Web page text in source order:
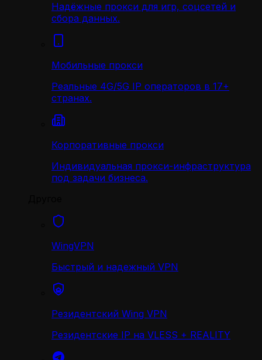
Надёжные прокси для игр, соцсетей и
сбора данных.
Мобильные прокси
Реальные 4G/5G IP операторов в 17+
странах.
Корпоративные прокси
Индивидуальная прокси-инфраструктура
под задачи бизнеса.
WingVPN
Быстрый и надежный VPN
Резидентский Wing VPN
Резидентские IP на VLESS + REALITY